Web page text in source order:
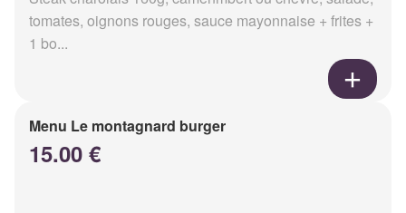
tomates, oignons rouges, sauce mayonnaise + frites +
1 bo...
Menu Le montagnard burger
15.00 €